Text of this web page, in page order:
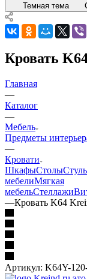
Темная тема
Кровать
Главная
—
Каталог
—
Мебель
Предметы
—
Кровати
ШкафыСтолы
мебелиМягкая
мебельСтеллажи
—Кровать K64
Артикул: K64Y-